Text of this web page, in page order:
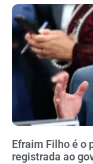
Efraim Filho é o
registrada ao